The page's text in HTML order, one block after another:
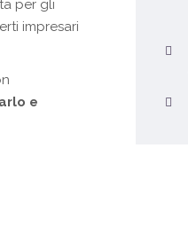
per gli
impresari
e